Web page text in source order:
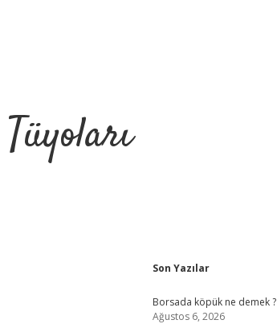
Sidebar
Son Yazılar
Borsada köpük ne demek ?
Ağustos 6, 2026